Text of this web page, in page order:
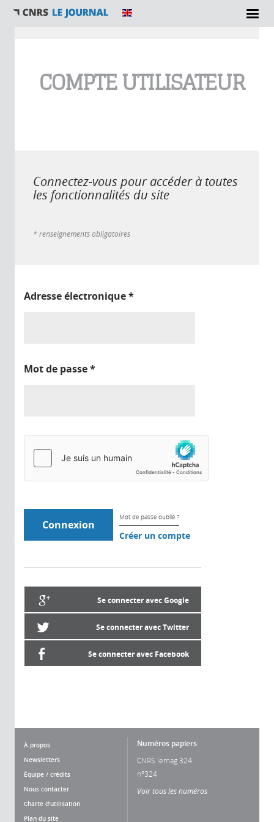
COMPTE UTILISATEUR
Connectez-vous pour accéder à toutes
les fonctionnalités du site
* renseignements obligatoires
Adresse électronique*
Mot de passe*
Mot de passe oublié ?
Créer un compte
Se connecter avec Google
Se connecter avec Twitter
Se connecter avec Facebook
À propos
Newsletters
Équipe / crédits
Nous contacter
Charte d'utilisation
Plan du site
Numéros papiers
CNRS lemag 324
n°324
Voir tous les numéros